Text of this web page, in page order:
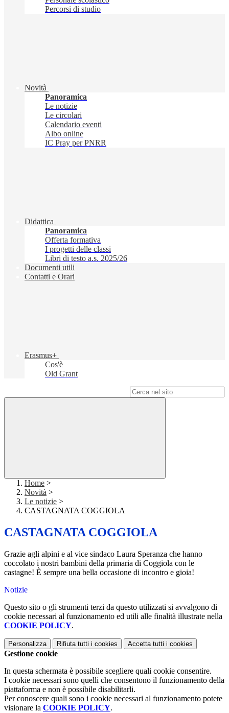
Percorsi di studio
Novità
Panoramica
Le notizie
Le circolari
Calendario eventi
Albo online
IC Pray per PNRR
Didattica
Panoramica
Offerta formativa
I progetti delle classi
Libri di testo a.s. 2025/26
Documenti utili
Contatti e Orari
Erasmus+
Cos'è
Old Grant
Home >
Novità >
Le notizie >
CASTAGNATA COGGIOLA
CASTAGNATA COGGIOLA
Grazie agli alpini e al vice sindaco Laura Speranza che hanno
coccolato i nostri bambini della primaria di Coggiola con le
castagne! È sempre una bella occasione di incontro e gioia!
Notizie
Questo sito o gli strumenti terzi da questo utilizzati si avvalgono di
cookie necessari al funzionamento ed utili alle finalità illustrate nella
COOKIE POLICY.
Personalizza Rifiuta tutti i cookies Accetta tutti i cookies
Gestione cookie
In questa schermata è possibile scegliere quali cookie consentire.
I cookie necessari sono quelli che consentono il funzionamento della
piattaforma e non è possibile disabilitarli.
Per conoscere quali sono i cookie necessari al funzionamento potete
visionare la COOKIE POLICY.